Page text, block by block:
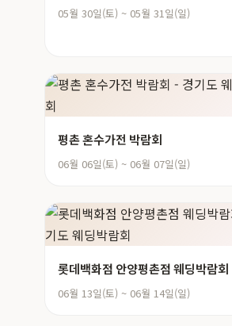
05월 30일(토) ~ 05월 31일(일)
평촌 혼수가전 박람회
06월 06일(토) ~ 06월 07일(일)
롯데백화점 안양평촌점 웨딩박람회
06월 13일(토) ~ 06월 14일(일)